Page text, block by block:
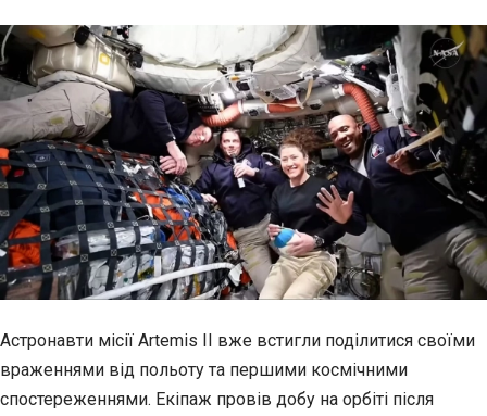
Астронавти місії Artemis II вже встигли поділитися своїми
враженнями від польоту та першими космічними
спостереженнями. Екіпаж провів добу на орбіті після